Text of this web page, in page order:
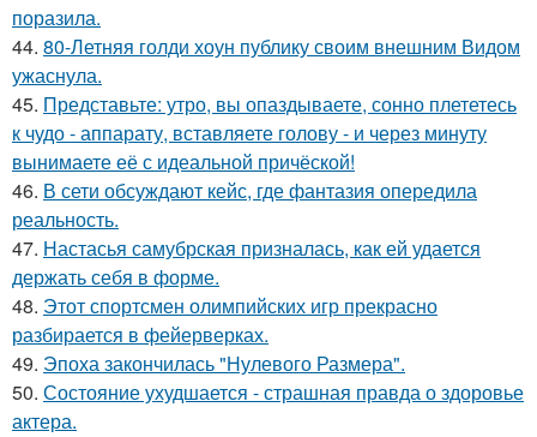
поразила.
44. 80-Летняя голди хоун публику своим внешним Видом
ужаснула.
45. Представьте: утро, вы опаздываете, сонно плететесь
к чудо - аппарату, вставляете голову - и через минуту
вынимаете её с идеальной причёской!
46. В сети обсуждают кейс, где фантазия опередила
реальность.
47. Настасья самубрская призналась, как ей удается
держать себя в форме.
48. Этот спортсмен олимпийских игр прекрасно
разбирается в фейерверках.
49. Эпоха закончилась "Нулевого Размера".
50. Состояние ухудшается - страшная правда о здоровье
актера.